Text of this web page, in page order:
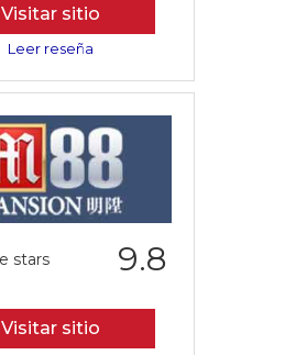
Visitar sitio
Leer reseña
9.8
Visitar sitio